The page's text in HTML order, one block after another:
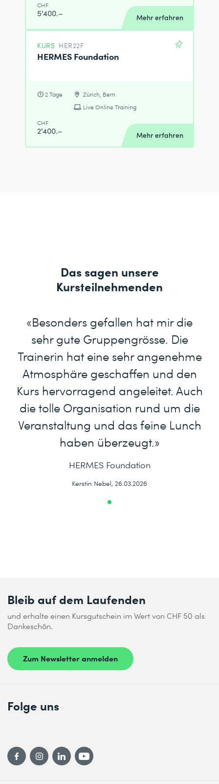
CHF
5'400.– Mehr erfahren
KURS HER22F
HERMES Foundation
2 Tage
Zürich, Bern
Live Online Training
CHF
2'400.– Mehr erfahren
Das sagen unsere
Kursteilnehmenden
«Besonders gefallen hat mir die
sehr gute Gruppengrösse. Die
Trainerin hat eine sehr angenehme
Atmosphäre geschaffen und den
Kurs hervorragend angeleitet. Auch
die tolle Organisation rund um die
Veranstaltung und das feine Lunch
haben überzeugt.»
HERMES Foundation
Kerstin Nebel, 26.03.2026
Bleib auf dem Laufenden
und erhalte einen Kursgutschein im Wert von CHF 50 als
Dankeschön.
Zum Newsletter anmelden
Folge uns